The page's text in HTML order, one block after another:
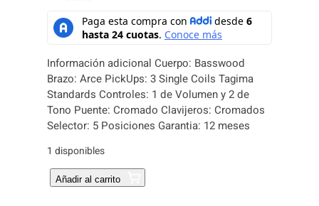
Información adicional Cuerpo: Basswood
Brazo: Arce PickUps: 3 Single Coils Tagima
Standards Controles: 1 de Volumen y 2 de
Tono Puente: Cromado Clavijeros: Cromados
Selector: 5 Posiciones Garantia: 12 meses
1 disponibles
G
U
Añadir al carrito